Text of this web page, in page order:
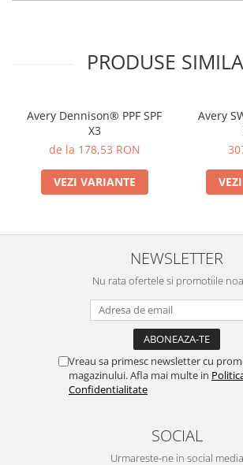
PRODUSE
Avery Dennison® PPF SPF
X3
de la 178,53 RON
VEZI VARIANTE
Avery
NEWSLETTER
Nu rata ofertele si promotiile
Vreau sa primesc newsletter cu
magazinului. Afla mai multe in
Confidentialitate
SOCIAL
Urmareste-ne in social media